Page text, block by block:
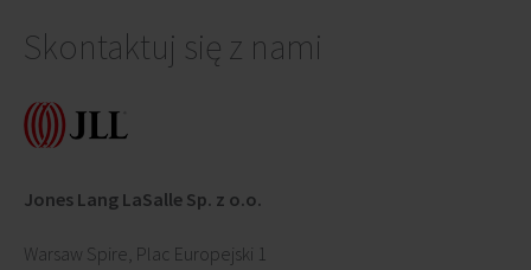
Skontaktuj się z nami
Jones Lang LaSalle Sp. z o.o.
Warsaw Spire, Plac Europejski 1